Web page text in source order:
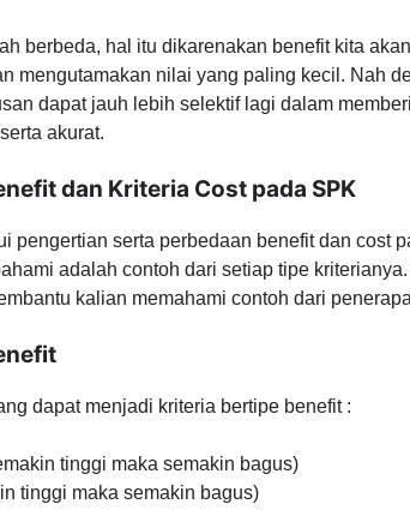
berbeda, hal itu dikarenakan benefit kita
mengutamakan nilai yang paling kecil. Nah
dapat jauh lebih selektif lagi dalam
akurat.
dan Kriteria Cost pada SPK
pengertian serta perbedaan benefit dan cost
adalah contoh dari setiap tipe
kalian memahami contoh dari
dapat menjadi kriteria bertipe benefit :
tinggi maka semakin bagus)
tinggi maka semakin bagus)